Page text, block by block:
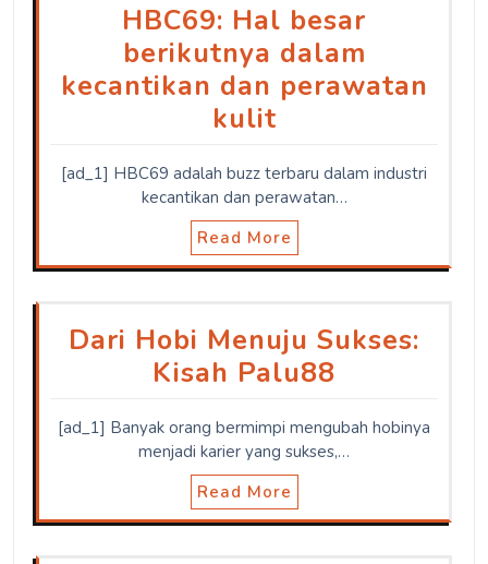
HBC69: Hal besar
berikutnya dalam
kecantikan dan perawatan
kulit
[ad_1] HBC69 adalah buzz terbaru dalam industri
kecantikan dan perawatan…
Read More
Dari Hobi Menuju Sukses:
Kisah Palu88
[ad_1] Banyak orang bermimpi mengubah hobinya
menjadi karier yang sukses,…
Read More